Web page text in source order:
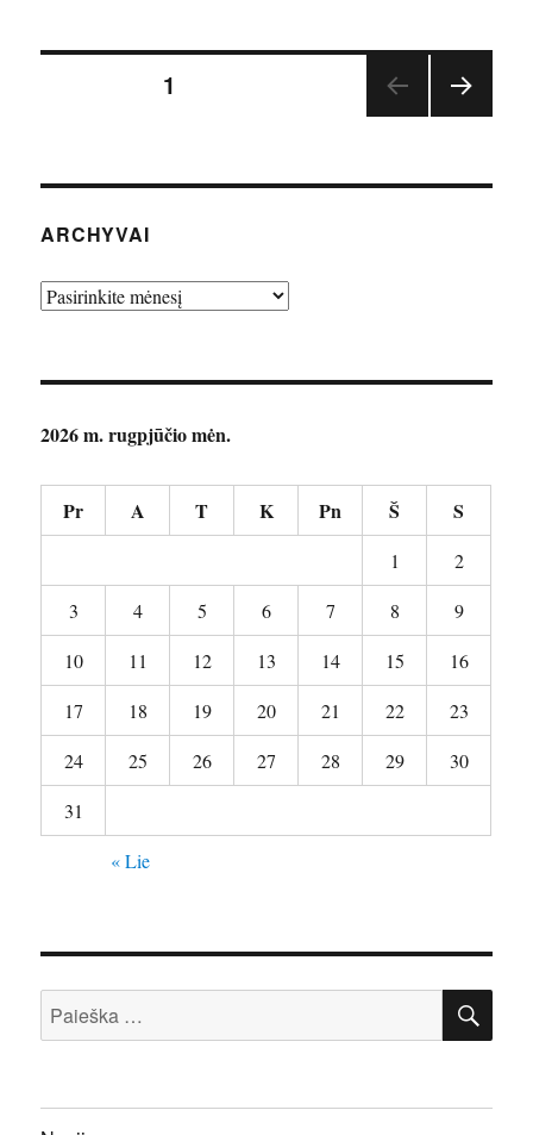
1
APIS
ARCHYVAI
Archyvai
2026 m. rugpjūčio mėn.
Pr A T K Pn Š S
1
2
3
4 5 6 7 8
9
10
11 12 13 14 15
16
17
18 19 20 21 22
23
24
25 26 27 28 29
30
31
« Lie
Ieškoti: